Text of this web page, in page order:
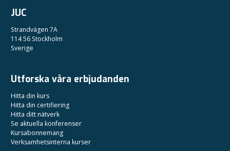
JUC
Strandvägen 7A
114 56 Stockholm
Sverige
Utforska våra erbjudanden
Hitta din kurs
Hitta din certifiering
Hitta ditt nätverk
Se aktuella konferenser
Kursabonnemang
Verksamhetsinterna kurser